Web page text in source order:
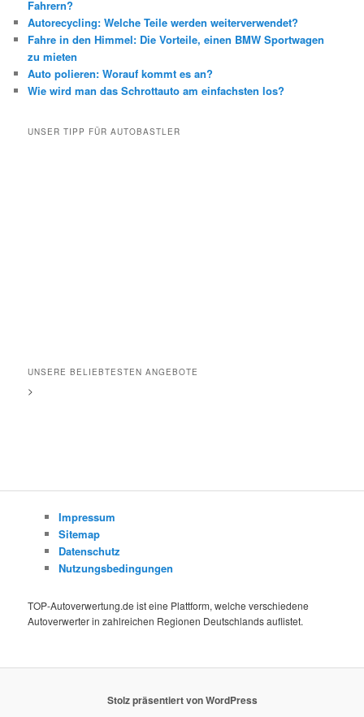
Fahrern?
Autorecycling: Welche Teile werden weiterverwendet?
Fahre in den Himmel: Die Vorteile, einen BMW Sportwagen
zu mieten
Auto polieren: Worauf kommt es an?
Wie wird man das Schrottauto am einfachsten los?
UNSER TIPP FÜR AUTOBASTLER
UNSERE BELIEBTESTEN ANGEBOTE
>
Impressum
Sitemap
Datenschutz
Nutzungsbedingungen
TOP-Autoverwertung.de ist eine Plattform, welche verschiedene
Autoverwerter in zahlreichen Regionen Deutschlands auflistet.
Stolz präsentiert von WordPress